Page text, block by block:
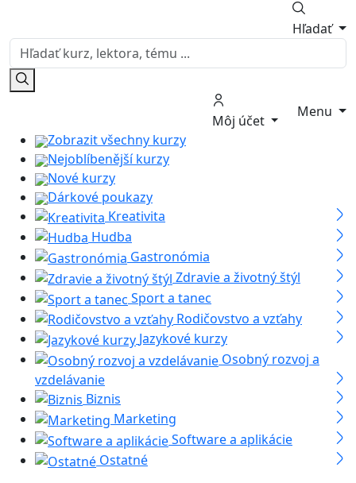
Hľadať
Môj účet
Menu
Zobrazit všechny kurzy
Nejoblíbenější kurzy
Nové kurzy
Dárkové poukazy
Kreativita
Hudba
Gastronómia
Zdravie a životný štýl
Sport a tanec
Rodičovstvo a vzťahy
Jazykové kurzy
Osobný rozvoj a
vzdelávanie
Biznis
Marketing
Software a aplikácie
Ostatné